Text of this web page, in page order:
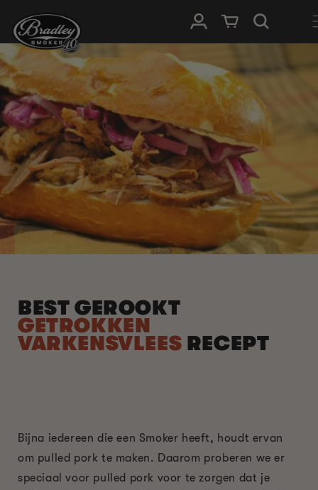
NAAR DE
CONTENT
InloggenWinkelwagen
BEST GEROOKT
GETROKKEN
VARKENSVLEES RECEPT
Bijna iedereen die een Smoker heeft, houdt ervan
om pulled pork te maken. Daarom proberen we er
speciaal voor pulled pork voor te zorgen dat je